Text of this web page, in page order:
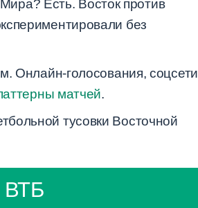
Есть. Восток против
без
Онлайн-голосования, соцсети
матчей.
тусовки Восточной
ВТБ